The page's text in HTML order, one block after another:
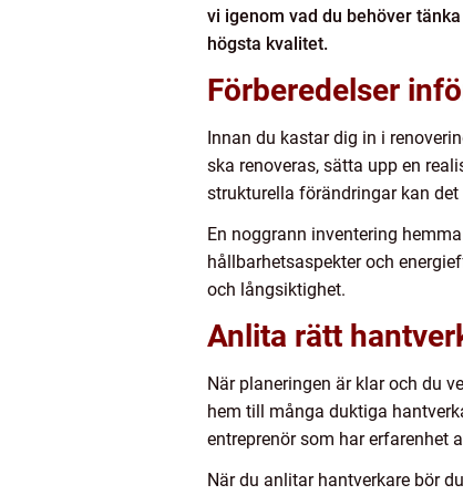
vi igenom vad du behöver
högsta kvalitet.
Förberedelser
Innan du kastar dig in i
ska renoveras, sätta upp en
strukturella förändringar kan
En noggrann inventering
hållbarhetsaspekter och
och långsiktighet.
Anlita rätt
När planeringen är klar och du
hem till många duktiga
entreprenör som har erfarenhet
När du anlitar hantverkare bör